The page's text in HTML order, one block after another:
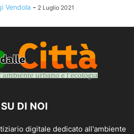
Vendola - 2 Luglio 2021
SU DI NOI
digitale dedicato all'ambiente